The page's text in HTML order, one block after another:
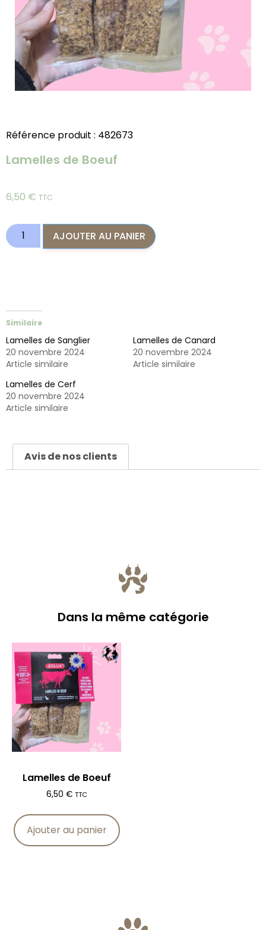
Référence produit : 482673
Lamelles de Boeuf
6,50 € TTC
AJOUTER AU PANIER
Similaire
Lamelles de Sanglier
20 novembre 2024
Article similaire
Lamelles de Canard
20 novembre 2024
Article similaire
Lamelles de Cerf
20 novembre 2024
Article similaire
Avis de nos clients
Dans la même catégorie
Lamelles de Boeuf
6,50 € TTC
Ajouter au panier